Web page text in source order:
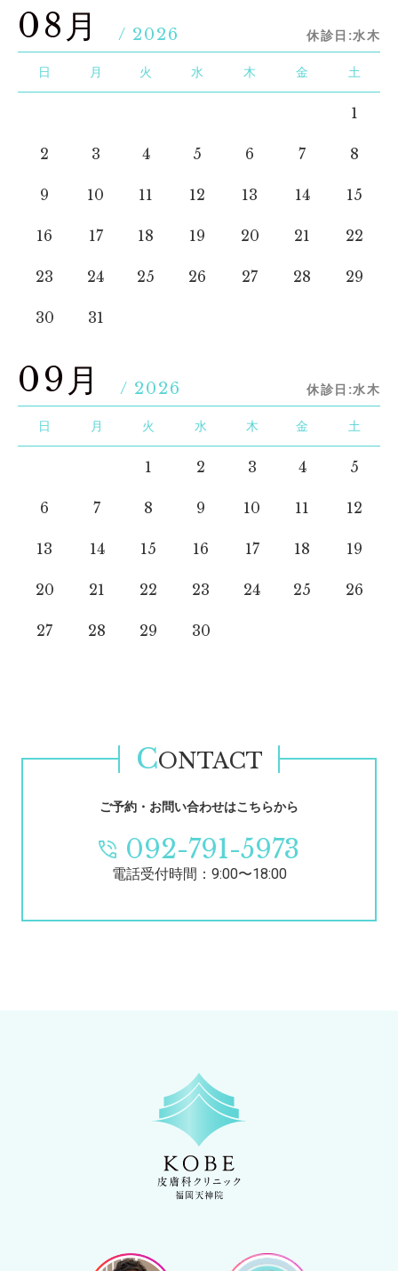
08月 / 2026 休診日:水木
日 月 火 水 木 金 土
1
2 3 4 5 6 7 8
9 10 11 12 13 14 15
16 17 18 19 20 21 22
23 24 25 26 27 28 29
30 31
09月 / 2026 休診日:水木
日 月 火 水 木 金 土
1 2 3 4 5
6 7 8 9 10 11 12
13 14 15 16 17 18 19
20 21 22 23 24 25 26
27 28 29 30
CONTACT
ご予約・お問い合わせはこちらから
092-791-5973
電話受付時間：9:00〜18:00